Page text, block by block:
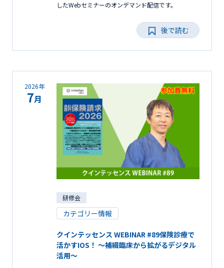
したWebセミナーのオンデマンド配信です。
後で読む
2026年
7月
研修会
カテゴリー情報
クインテッセンス WEBINAR #89保険診療で
活かすIOS！ ～補綴臨床から拡がるデジタル
活用～